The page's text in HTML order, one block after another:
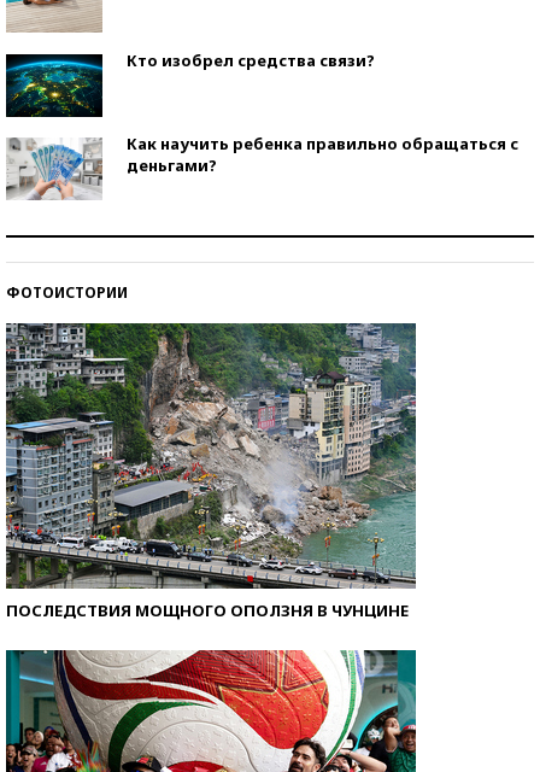
Кто изобрел средства связи?
Как научить ребенка правильно обращаться с
деньгами?
ФОТОИСТОРИИ
ПОСЛЕДСТВИЯ МОЩНОГО ОПОЛЗНЯ В ЧУНЦИНЕ